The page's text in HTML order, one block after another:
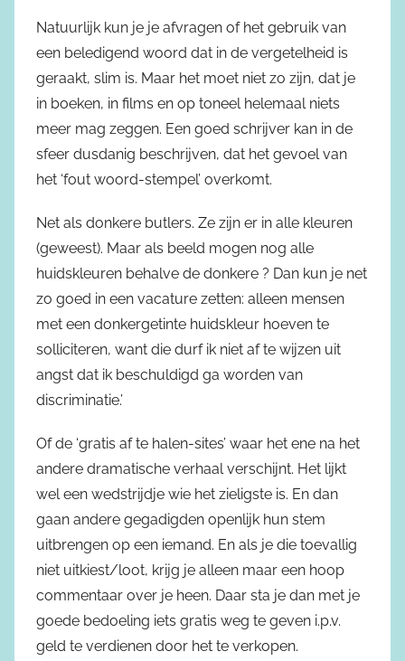
Natuurlijk kun je je afvragen of het gebruik van
een beledigend woord dat in de vergetelheid is
geraakt, slim is. Maar het moet niet zo zijn, dat je
in boeken, in films en op toneel helemaal niets
meer mag zeggen. Een goed schrijver kan in de
sfeer dusdanig beschrijven, dat het gevoel van
het ‘fout woord-stempel’ overkomt.
Net als donkere butlers. Ze zijn er in alle kleuren
(geweest). Maar als beeld mogen nog alle
huidskleuren behalve de donkere ? Dan kun je net
zo goed in een vacature zetten: alleen mensen
met een donkergetinte huidskleur hoeven te
solliciteren, want die durf ik niet af te wijzen uit
angst dat ik beschuldigd ga worden van
discriminatie.’
Of de ‘gratis af te halen-sites’ waar het ene na het
andere dramatische verhaal verschijnt. Het lijkt
wel een wedstrijdje wie het zieligste is. En dan
gaan andere gegadigden openlijk hun stem
uitbrengen op een iemand. En als je die toevallig
niet uitkiest/loot, krijg je alleen maar een hoop
commentaar over je heen. Daar sta je dan met je
goede bedoeling iets gratis weg te geven i.p.v.
geld te verdienen door het te verkopen.